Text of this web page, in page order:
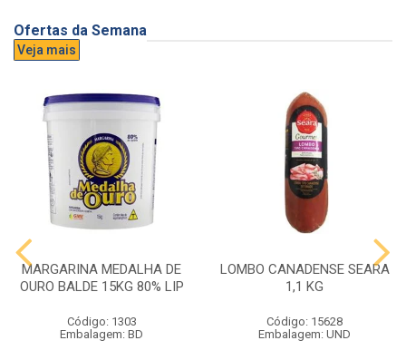
Ofertas da Semana
Veja mais
MARGARINA MEDALHA DE
OURO BALDE 15KG 80% LIP
Código: 1303
Embalagem: BD
LOMBO CANADENSE SEARA
1,1 KG
Código: 15628
Embalagem: UND